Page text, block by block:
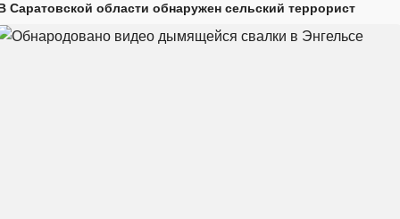
Саратовской области обнаружен сельский террорист